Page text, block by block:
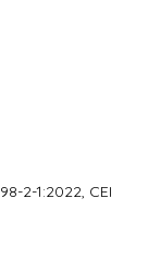
2-1:2022, CEI